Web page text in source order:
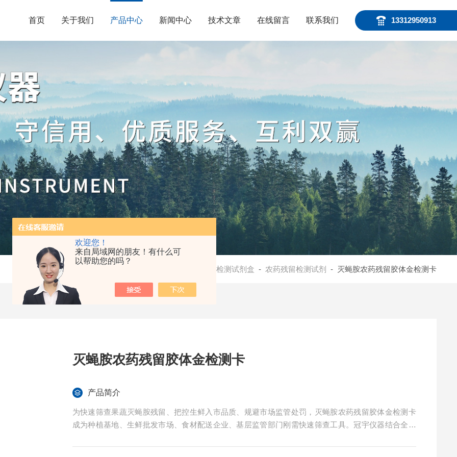
欢迎您！
来自局域网的朋友！有什么可
以帮助您的吗？
13312950913
首页 关于我们 产品中心 新闻中心 技术文章 在线留言 联系我们
检测试剂盒 - 农药残留检测试剂 - 灭蝇胺农药残留胶体金检测卡
灭蝇胺农药残留胶体金检测卡
产品简介
为快速筛查果蔬灭蝇胺残留、把控生鲜入市品质、规避市场监管处罚，灭蝇胺农药残留胶体金检测卡
成为种植基地、生鲜批发市场、食材配送企业、基层监管部门刚需快速筛查工具。冠宇仪器结合全国